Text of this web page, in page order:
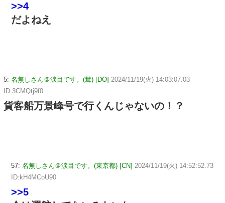
>>4
だよねえ
5: 名無しさん＠涙目です。(茸) [DO] 2024/11/19(火) 14:03:07.03
ID:3CMQtj9f0
貨客船万景峰号で行くんじゃないの！？
57: 名無しさん＠涙目です。(東京都) [CN] 2024/11/19(火) 14:52:52.73
ID:kH4MCoU90
>>5